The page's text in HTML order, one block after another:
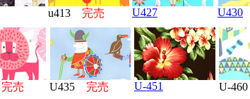
u413 完売 U427 U430
完売 U435 完売 U-451 U-